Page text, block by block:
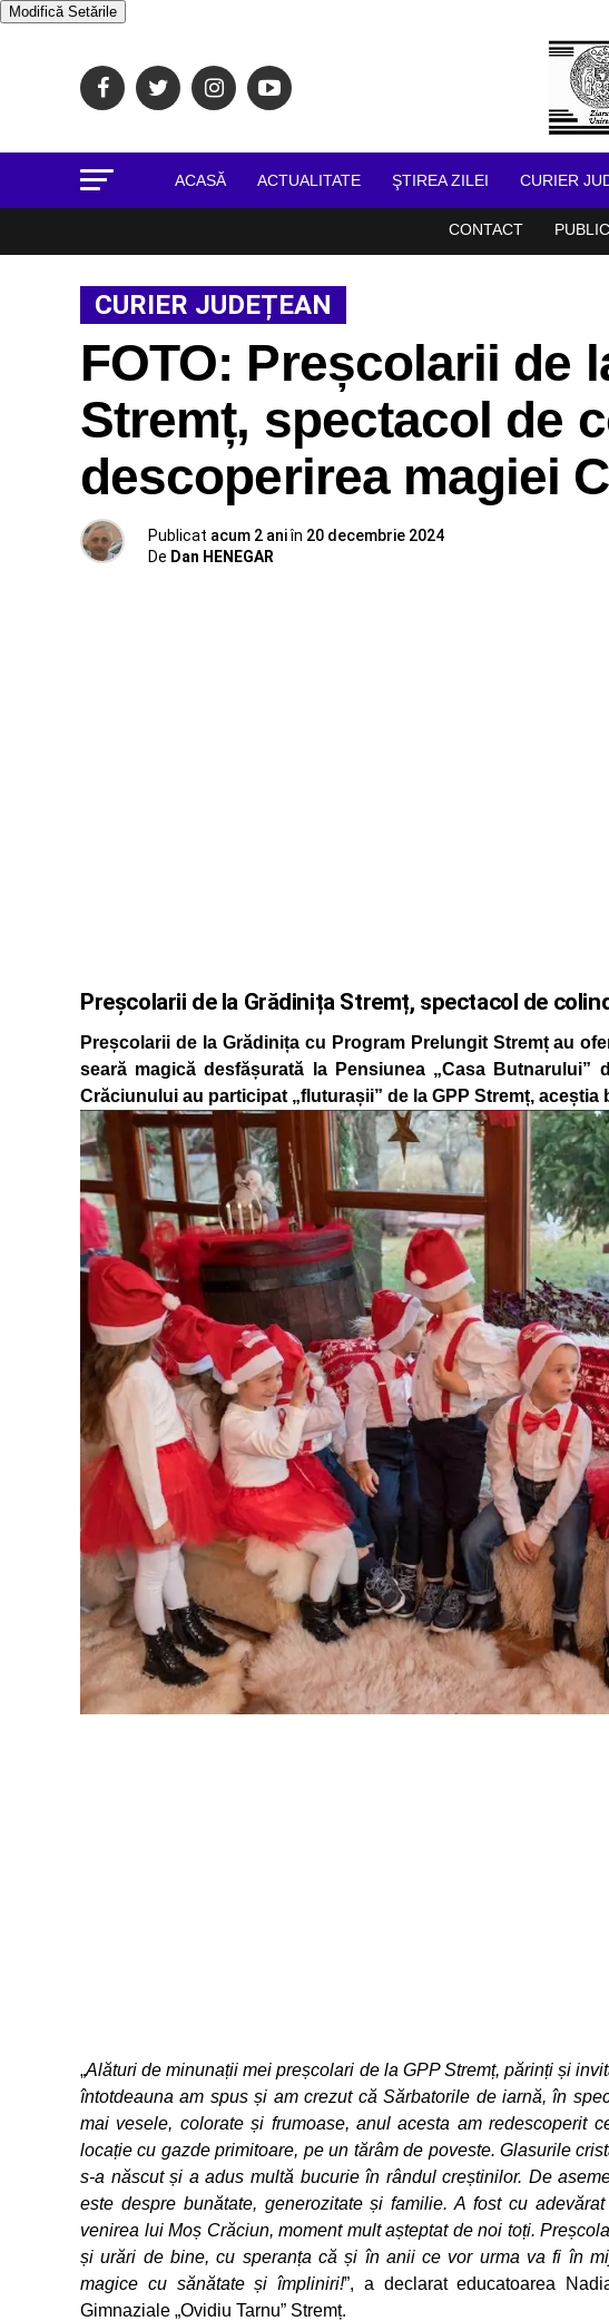
Modifică Setările
ACASĂ ACTUALITATE ŞTIREA ZILEI CURIER
CONTACT
CURIER JUDEȚEAN
FOTO: Preșcolarii de
Stremț, spectacol de
descoperirea magiei
Publicat acum 2 aniîn 20 decembrie 2024
De Dan HENEGAR
Preșcolarii de la Grădinița Stremț, spectacol de
Preșcolarii de la Grădinița cu Program Prelungit Stremț au
seară magică desfășurată la Pensiunea „Casa
Crăciunului au participat „fluturașii” de la GPP Stremț,
„Alături de minunații mei preșcolari de la GPP Stremț, părinți și
întotdeauna am spus și am crezut că Sărbatorile de iarnă, în
mai vesele, colorate și frumoase, anul acesta am redescoperit
locație cu gazde primitoare, pe un tărâm de poveste. Glasurile
s-a născut și a adus multă bucurie în rândul creștinilor. De
este despre bunătate, generozitate și familie. A fost cu
venirea lui Moș Crăciun, moment mult așteptat de noi toți.
și urări de bine, cu speranța că și în anii ce vor urma va fi în
magice cu sănătate și împliniri!”, a declarat educatoarea
Gimnaziale „Ovidiu Tarnu” Stremț.